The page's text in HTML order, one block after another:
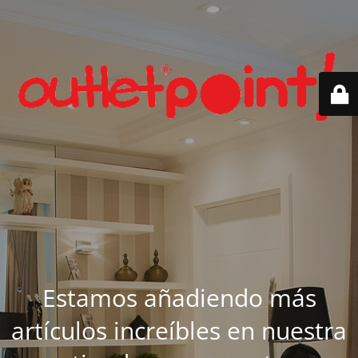
Estamos añadiendo más
artículos increíbles en nuestra